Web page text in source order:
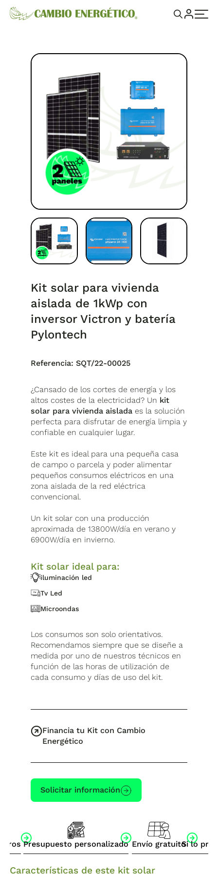
Kit solar para vivienda
aislada de 1kWp con
inversor Victron y batería
Pylontech
Referencia: SQT/22-00025
¿Cansado de los cortes de energía y los
altos costes de la electricidad? Un kit
solar para vivienda aislada es la solución
perfecta para disfrutar de energía limpia y
confiable en cualquier lugar.
Este kit es ideal para una pequeña casa
de campo o parcela y poder alimentar
pequeños consumos eléctricos en una
zona aislada de la red eléctrica
convencional.
Un kit solar con una producción
aproximada de 13800W/día en verano y
6900W/día en invierno.
Kit solar ideal para:
iluminación led
Tv Led
Microondas
Los consumos son solo orientativos.
Recomendamos siempre que se diseñe a
medida por uno de nuestros técnicos en
función de las horas de utilización de
cada consumo y días de uso del kit.
Financia tu Kit con Cambio
Energético
Solicitar información
Presupuesto personalizado Envío gratuitoSi lo
Características de este kit solar